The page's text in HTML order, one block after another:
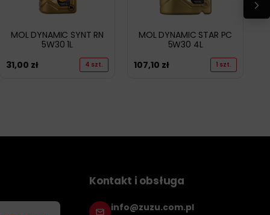
MOL DYNAMIC SYNT RN
5W30 1L
31,00 zł 4 szt.
MOL DYNAMIC STAR PC
5W30 4L
107,10 zł 1 szt.
Kontakt i obsługa
info@zuzu.com.pl